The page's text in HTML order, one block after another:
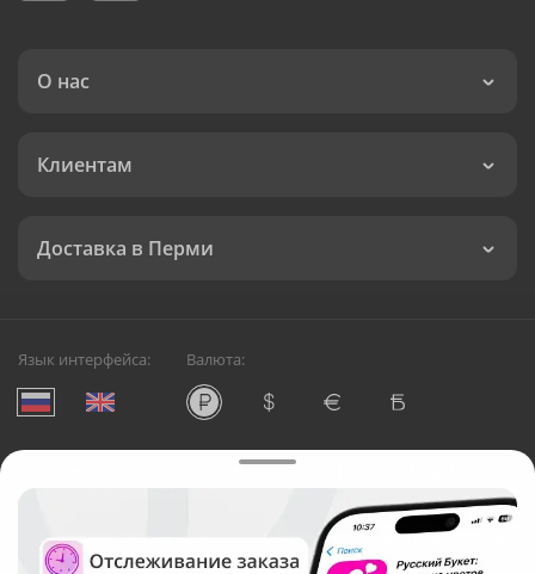
О нас
Клиентам
Доставка в Перми
Язык интерфейса: Валюта:
Служба круглосуточной доставки цветов в Перми
Русский Букет, 2026
Общество с ограниченной ответственностью «Технология»
ОГРН: 1195476081745, ИНН: 5410081997